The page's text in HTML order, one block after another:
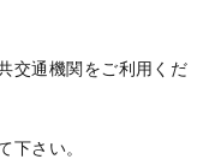
交通機関をご利用くだ
下さい。